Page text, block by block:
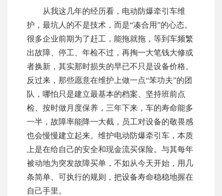
从我这几年的经历看，电动防爆牵引车维
护，最坑人的不是技术，而是“凑合用”的心态。
很多企业前期为了赶工，能拖就拖，等到车频繁
出故障、停工、年检不过，再掏一大笔钱大修或
者换新，其实那时损失的早已不只是设备价格。
反过来，那些愿意在维护上做一点“笨功夫”的团
队，哪怕只是建立最基本的档案、坚持班前点
检、按时做月度保养，三年下来，车的寿命能多
一半，故障率能降一大截，员工对设备的敬畏感
也会慢慢建立起来。维护电动防爆牵引车，本质
上是在给自己的安全和现金流买保险。与其每年
被动地为突发故障买单，不如从今天开始，用几
条简单、可执行的规则，把设备寿命稳稳地握在
自己手里。